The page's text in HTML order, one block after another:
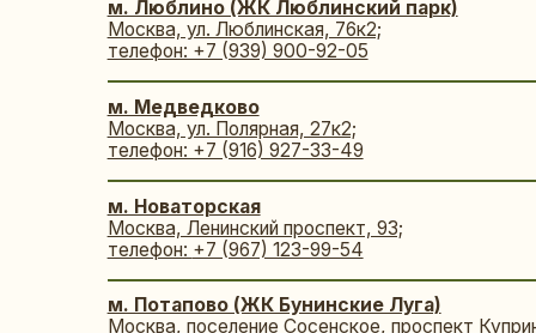
м. Текстильщики
Москва, 1-й Грайвороновский проезд, 13к3,
телефон: +7 (977) 089-20-89
Селигерская
Москва, Ильменский пр. 12;
телефон:+7 (916) 625-56-95
м. Потапово (ЖК Скандинавия)
Москва, поселение Сосенское, проспект Куприна
телефон: +7 (963) 973-86-55
м. Свиблово
Москва, ул. Кольская, 8к2;
телефон: +7 (977) 089-16-63